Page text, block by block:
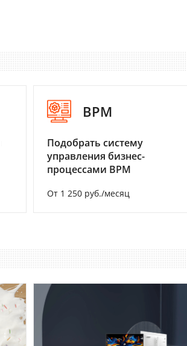
BPM
Подобрать систему
управления бизнес-
процессами BPM
От 1 250 руб./месяц